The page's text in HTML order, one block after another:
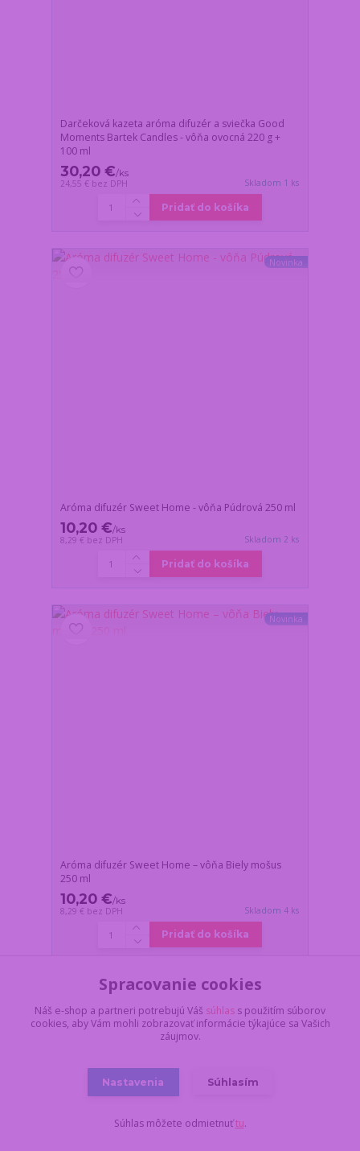
Darčeková kazeta aróma difuzér a sviečka Good
Moments Bartek Candles - vôňa ovocná 220 g +
100 ml
30,20 €/ks
24,55 € bez DPH Skladom 1 ks
Pridať do košíka
Novinka
Aróma difuzér Sweet Home - vôňa Púdrová 250 ml
10,20 €/ks
8,29 € bez DPH Skladom 2 ks
Pridať do košíka
Novinka
Aróma difuzér Sweet Home – vôňa Biely mošus
250 ml
10,20 €/ks
8,29 € bez DPH Skladom 4 ks
Pridať do košíka
Spracovanie cookies
Náš e-shop a partneri potrebujú Váš súhlas s použitím súborov
cookies, aby Vám mohli zobrazovať informácie týkajúce sa Vašich
záujmov.
Nastavenia Súhlasím
Súhlas môžete odmietnuťtu.